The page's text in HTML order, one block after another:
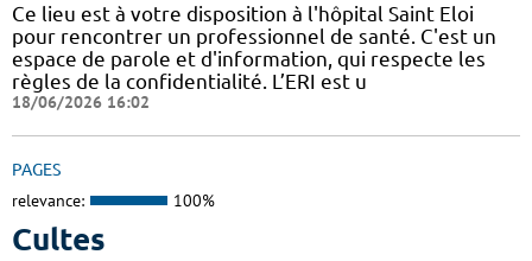
Ce lieu est à votre disposition à l'hôpital Saint Eloi
pour rencontrer un professionnel de santé. C'est un
espace de parole et d'information, qui respecte les
règles de la confidentialité. L’ERI est u
18/06/2026 16:02
PAGES
relevance: 100%
Cultes